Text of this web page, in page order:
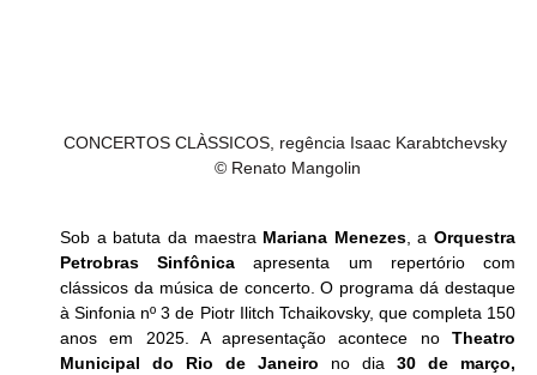
CONCERTOS CLÀSSICOS, regência Isaac Karabtchevsky
© Renato Mangolin
Sob a batuta da maestra Mariana Menezes, a Orquestra
Petrobras Sinfônica apresenta um repertório com
clássicos da música de concerto. O programa dá destaque
à Sinfonia nº 3 de Piotr Ilitch Tchaikovsky, que completa 150
anos em 2025. A apresentação acontece no Theatro
Municipal do Rio de Janeiro no dia 30 de março,